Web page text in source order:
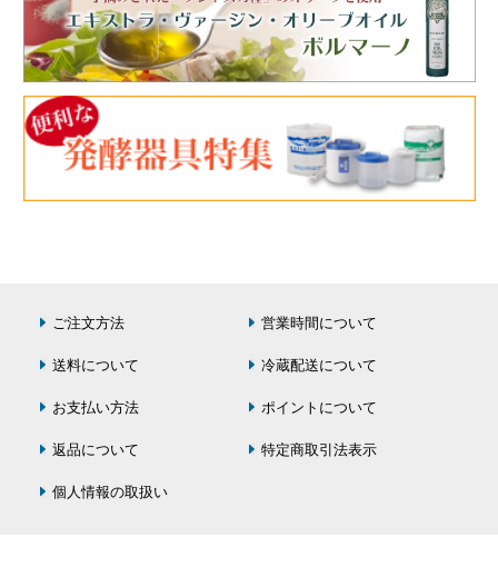
ご注文方法 営業時間について
送料について 冷蔵配送について
お支払い方法 ポイントについて
返品について 特定商取引法表示
個人情報の取扱い